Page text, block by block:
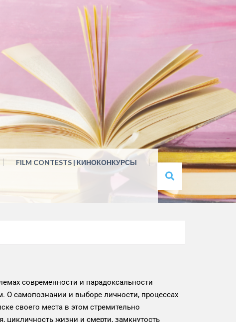
FILM CONTESTS | КИНОКОНКУРСЫ
современности и парадоксальности
О самопознании и выборе личности, процессах
своего места в этом стремительно
жизни и смерти, замкнутость